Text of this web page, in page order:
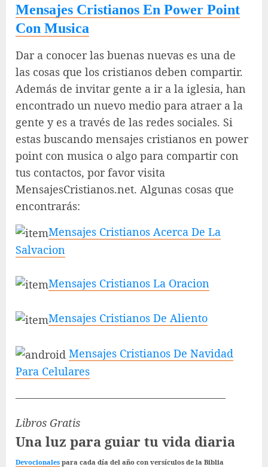
Mensajes Cristianos En Power Point
Con Musica
Dar a conocer las buenas nuevas es una de
las cosas que los cristianos deben compartir.
Además de invitar gente a ir a la iglesia, han
encontrado un nuevo medio para atraer a la
gente y es a través de las redes sociales. Si
estas buscando mensajes cristianos en power
point con musica o algo para compartir con
tus contactos, por favor visita
MensajesCristianos.net. Algunas cosas que
encontrarás:
Mensajes Cristianos Acerca De La
Salvacion
Mensajes Cristianos La Oracion
Mensajes Cristianos De Aliento
Mensajes Cristianos De Navidad
Para Celulares
———————————————————–
Libros Gratis
Una luz para guiar tu vida diaria
Devocionales para cada día del año con versículos de la Biblia